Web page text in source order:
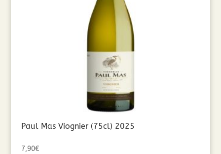
Paul Mas Viognier (75cl) 2025
7,90€